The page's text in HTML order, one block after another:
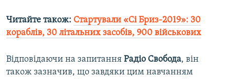
Читайте також: Стартували «Сі Бриз-2019»: 30
кораблів, 30 літальних засобів, 900 військових
Відповідаючи на запитання Радіо Свобода, він
також зазначив, що завдяки цим навчанням